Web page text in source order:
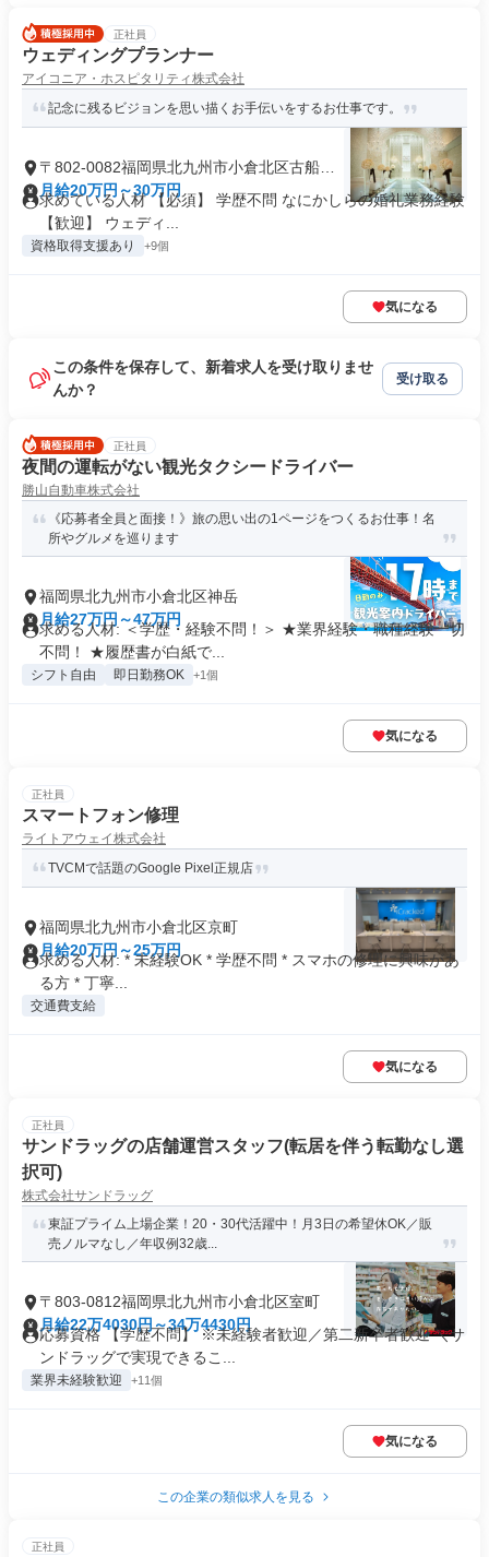
正社員
ウェディングプランナー
アイコニア・ホスピタリティ株式会社
記念に残るビジョンを思い描くお手伝いをするお仕事です。
〒802-0082福岡県北九州市小倉北区古船場
町
月給20万円～30万円
求めている人材 【必須】 学歴不問 なにかしらの婚礼業務経験
【歓迎】 ウェディ...
資格取得支援あり +9個
気になる
この条件を保存して、新着求人を受け取りませ
んか？
受け取る
正社員
夜間の運転がない観光タクシードライバー
勝山自動車株式会社
《応募者全員と面接！》旅の思い出の1ページをつくるお仕事！名
所やグルメを巡ります
福岡県北九州市小倉北区神岳
月給27万円～47万円
求める人材: ＜学歴・経験不問！＞ ★業界経験・職種経験一切
不問！ ★履歴書が白紙で...
シフト自由 即日勤務OK +1個
気になる
正社員
スマートフォン修理
ライトアウェイ株式会社
TVCMで話題のGoogle Pixel正規店
福岡県北九州市小倉北区京町
月給20万円～25万円
求める人材: * 未経験OK * 学歴不問 * スマホの修理に興味があ
る方 * 丁寧...
交通費支給
気になる
正社員
サンドラッグの店舗運営スタッフ(転居を伴う転勤なし選
択可)
株式会社サンドラッグ
東証プライム上場企業！20・30代活躍中！月3日の希望休OK／販
売ノルマなし／年収例32歳...
〒803-0812福岡県北九州市小倉北区室町
月給22万4030円～34万4430円
応募資格 【学歴不問】 ※未経験者歓迎／第二新卒者歓迎 ＼サ
ンドラッグで実現できるこ...
業界未経験歓迎 +11個
気になる
この企業の類似求人を見る
正社員